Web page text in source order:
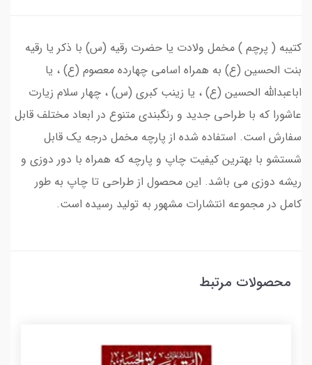
کتیبه ( پرچم ) مخمل ولادت یا حضرت رقیه (س) با ذکر یا رقیه
بنت الحسین (ع) به همراه اسامی چهارده معصوم (ع) ، یا
اباعبدالله الحسین (ع) ، یا زینب کبری (س) ، چهار سلام زیارت
عاشورا که با طراحی جدید و رنگبندی متنوع در ابعاد مختلف قابل
سفارش است. استفاده شده از پارچه مخمل درجه یک قابل
شستشو با بهترین کیفیت چاپ و پارچه که همراه با دور دوزی و
ریشه دوزی می باشد. این محصول از طراحی تا چاپ به طور
کامل در مجموعه انتشارات مشهور به تولید رسیده است.
محصولات مرتبط